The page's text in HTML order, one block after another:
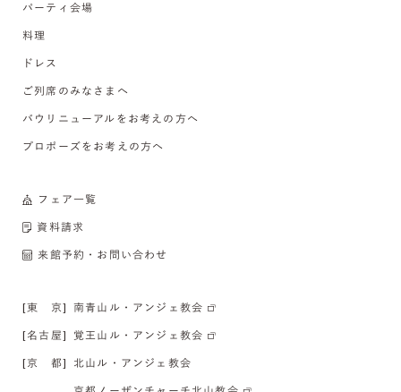
パーティ会場
料理
ドレス
ご列席のみなさまへ
バウリニューアルをお考えの方へ
プロポーズをお考えの方へ
フェア一覧
資料請求
来館予約・お問い合わせ
[東 京] 南青山ル・アンジェ教会
[名古屋] 覚王山ル・アンジェ教会
[京 都] 北山ル・アンジェ教会